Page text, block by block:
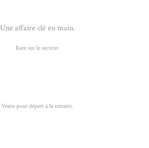
Une affaire clé en main.
Rare sur le secteur.
Vente pour départ à la retraite.